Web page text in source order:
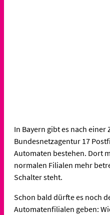
In Bayern gibt es nach einer
Bundesnetzagentur 17
Automaten bestehen. Dort
normalen Filialen mehr
Schalter steht.
Schon bald dürfte es noch
Automatenfilialen geben: